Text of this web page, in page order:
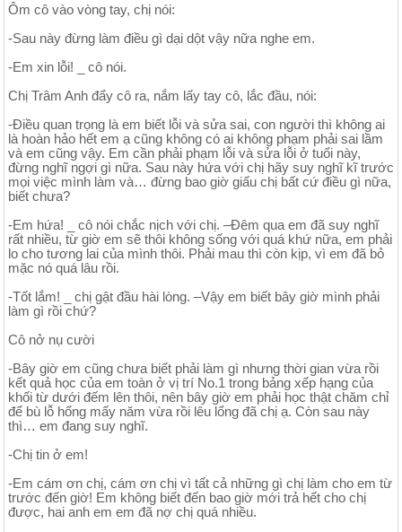
Ôm cô vào vòng tay, chị nói:
-Sau này đừng làm điều gì dại dột vậy nữa nghe em.
-Em xin lỗi! _ cô nói.
Chị Trâm Anh đẩy cô ra, nắm lấy tay cô, lắc đầu, nói:
-Điều quan trọng là em biết lỗi và sửa sai, con người thì không ai
là hoàn hảo hết em ạ cũng không có ai không phạm phải sai lầm
và em cũng vậy. Em cần phải phạm lỗi và sửa lỗi ở tuổi này,
đừng nghĩ ngợi gì nữa. Sau này hứa với chị hãy suy nghĩ kĩ trước
mọi việc mình làm và… đừng bao giờ giấu chị bất cứ điều gì nữa,
biết chưa?
-Em hứa! _ cô nói chắc nịch với chị. –Đêm qua em đã suy nghĩ
rất nhiều, từ giờ em sẽ thôi không sống với quá khứ nữa, em phải
lo cho tương lai của mình thôi. Phải mau thì còn kịp, vì em đã bỏ
mặc nó quá lâu rồi.
-Tốt lắm! _ chị gật đầu hài lòng. –Vậy em biết bây giờ mình phải
làm gì rồi chứ?
Cô nở nụ cười
-Bây giờ em cũng chưa biết phải làm gì nhưng thời gian vừa rồi
kết quả học của em toàn ở vị trí No.1 trong bảng xếp hạng của
khối từ dưới đếm lên thôi, nên bây giờ em phải học thật chăm chỉ
để bù lỗ hổng mấy năm vừa rồi lêu lổng đã chị ạ. Còn sau này
thì… em đang suy nghĩ.
-Chị tin ở em!
-Em cám ơn chị, cám ơn chị vì tất cả những gì chị làm cho em từ
trước đến giờ! Em không biết đến bao giờ mới trả hết cho chị
được, hai anh em em đã nợ chị quá nhiều.